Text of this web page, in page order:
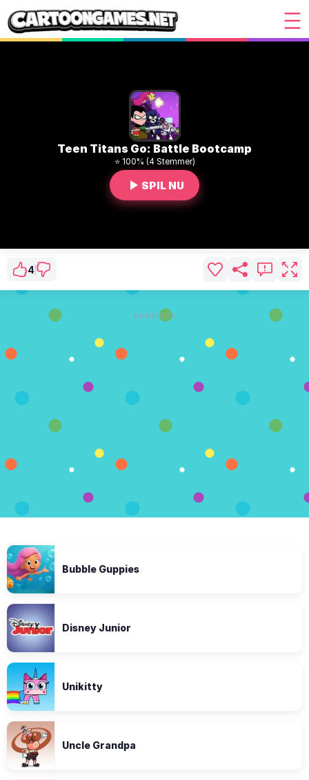
Teen Titans Go: Battle Bootcamp
⭐ 100% (4 Stemmer)
SPIL NU
4
ANNONCE
Bubble Guppies
Disney Junior
Unikitty
Uncle Grandpa